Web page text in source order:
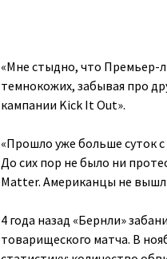
«Мне стыдно, что Премьер-
темнокожих, забывая про
кампании Kick It Out».
«Прошло уже больше суток
До сих пор не было ни
Matter. Американцы не
4 года назад «Бернли»
товарищеского матча. В